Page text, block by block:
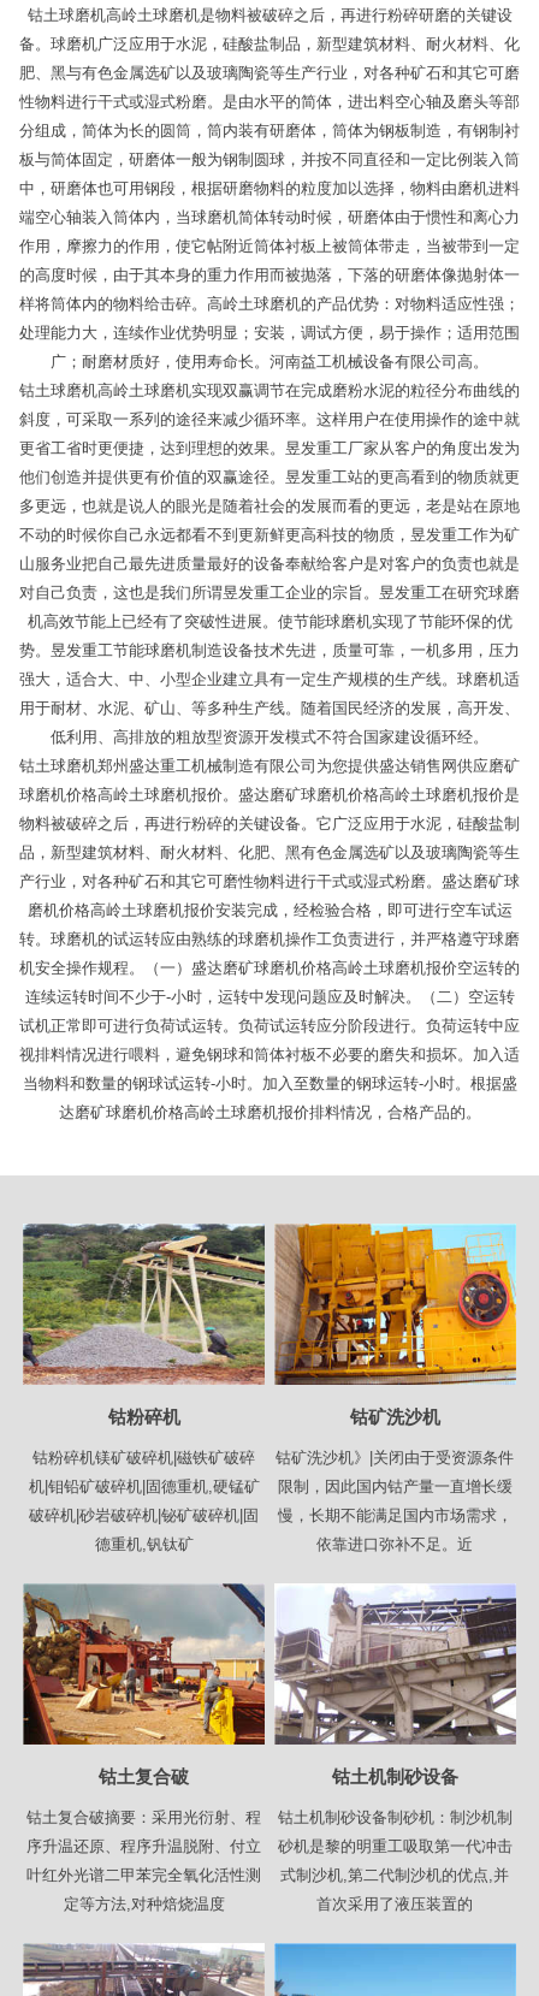
钴土球磨机高岭土球磨机是物料被破碎之后，再进行粉碎研磨的关键设
备。球磨机广泛应用于水泥，硅酸盐制品，新型建筑材料、耐火材料、化
肥、黑与有色金属选矿以及玻璃陶瓷等生产行业，对各种矿石和其它可磨
性物料进行干式或湿式粉磨。是由水平的简体，进出料空心轴及磨头等部
分组成，简体为长的圆筒，筒内装有研磨体，筒体为钢板制造，有钢制衬
板与简体固定，研磨体一般为钢制圆球，并按不同直径和一定比例装入筒
中，研磨体也可用钢段，根据研磨物料的粒度加以选择，物料由磨机进料
端空心轴装入筒体内，当球磨机简体转动时候，研磨体由于惯性和离心力
作用，摩擦力的作用，使它帖附近筒体衬板上被筒体带走，当被带到一定
的高度时候，由于其本身的重力作用而被抛落，下落的研磨体像抛射体一
样将筒体内的物料给击碎。高岭土球磨机的产品优势：对物料适应性强；
处理能力大，连续作业优势明显；安装，调试方便，易于操作；适用范围
广；耐磨材质好，使用寿命长。河南益工机械设备有限公司高。
钴土球磨机高岭土球磨机实现双赢调节在完成磨粉水泥的粒径分布曲线的
斜度，可采取一系列的途径来减少循环率。这样用户在使用操作的途中就
更省工省时更便捷，达到理想的效果。昱发重工厂家从客户的角度出发为
他们创造并提供更有价值的双赢途径。昱发重工站的更高看到的物质就更
多更远，也就是说人的眼光是随着社会的发展而看的更远，老是站在原地
不动的时候你自己永远都看不到更新鲜更高科技的物质，昱发重工作为矿
山服务业把自己最先进质量最好的设备奉献给客户是对客户的负责也就是
对自己负责，这也是我们所谓昱发重工企业的宗旨。昱发重工在研究球磨
机高效节能上已经有了突破性进展。使节能球磨机实现了节能环保的优
势。昱发重工节能球磨机制造设备技术先进，质量可靠，一机多用，压力
强大，适合大、中、小型企业建立具有一定生产规模的生产线。球磨机适
用于耐材、水泥、矿山、等多种生产线。随着国民经济的发展，高开发、
低利用、高排放的粗放型资源开发模式不符合国家建设循环经。
钴土球磨机郑州盛达重工机械制造有限公司为您提供盛达销售网供应磨矿
球磨机价格高岭土球磨机报价。盛达磨矿球磨机价格高岭土球磨机报价是
物料被破碎之后，再进行粉碎的关键设备。它广泛应用于水泥，硅酸盐制
品，新型建筑材料、耐火材料、化肥、黑有色金属选矿以及玻璃陶瓷等生
产行业，对各种矿石和其它可磨性物料进行干式或湿式粉磨。盛达磨矿球
磨机价格高岭土球磨机报价安装完成，经检验合格，即可进行空车试运
转。球磨机的试运转应由熟练的球磨机操作工负责进行，并严格遵守球磨
机安全操作规程。（一）盛达磨矿球磨机价格高岭土球磨机报价空运转的
连续运转时间不少于-小时，运转中发现问题应及时解决。（二）空运转
试机正常即可进行负荷试运转。负荷试运转应分阶段进行。负荷运转中应
视排料情况进行喂料，避免钢球和筒体衬板不必要的磨失和损坏。加入适
当物料和数量的钢球试运转-小时。加入至数量的钢球运转-小时。根据盛
达磨矿球磨机价格高岭土球磨机报价排料情况，合格产品的。
钴粉碎机
钴粉碎机镁矿破碎机|磁铁矿破碎
机|钼铅矿破碎机|固德重机,硬锰矿
破碎机|砂岩破碎机|铋矿破碎机|固
德重机,钒钛矿
钴矿洗沙机
钴矿洗沙机》|关闭由于受资源条件
限制，因此国内钴产量一直增长缓
慢，长期不能满足国内市场需求，
依靠进口弥补不足。近
钴土复合破
钴土复合破摘要：采用光衍射、程
序升温还原、程序升温脱附、付立
叶红外光谱二甲苯完全氧化活性测
定等方法,对种焙烧温度
钴土机制砂设备
钴土机制砂设备制砂机：制沙机制
砂机是黎的明重工吸取第一代冲击
式制沙机,第二代制沙机的优点,并
首次采用了液压装置的